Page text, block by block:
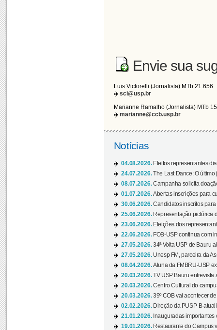
Envie sua
Luis Victorelli (Jornalista) MTb 21.656
sci@usp.br
Marianne Ramalho (Jornalista) MTb
marianne@ccb.usp.br
Notícias
04.08.2026. Eleitos representantes
24.07.2026.The Last Dance: O
08.07.2026.Campanha solicita
01.07.2026.Abertas inscrições para
30.06.2026.Candidatos inscritos
25.06.2026. Representação pictórica
23.06.2026. Eleições dos
22.06.2026. FOB-USP continua com
27.05.2026.34ª Volta USP de Bauru
27.05.2026. Unesp FM, parceira da
08.04.2026.Aluna da FMBRU-USP
20.03.2026.TV USP Bauru entrevista
20.03.2026.Centro Cultural do
20.03.2026.39º COB vai acontecer
02.02.2026. Direção da PUSP-B
21.01.2026. Inauguradas
19.01.2026. Restaurante do Campus